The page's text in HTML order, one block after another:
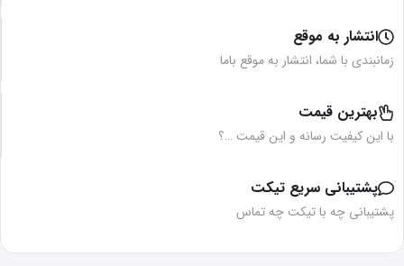
انتشار به موقع
زمانبندی با شما، انتشار به موقع باما
بهترین قیمت
با این کیفیت رسانه و این قیمت …؟
پشتیبانی سریع تیکت
پشتیبانی چه با تیکت چه تماس